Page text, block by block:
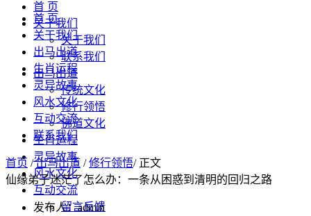
首 页
关于我们
关于我们
联系我们
出马出道
传统文化
修行领悟
佛道文化
生肖运程
灵异故事
风水文化
互动交流
留言反馈
首 页
关于我们
出马出道
生肖运程
灵异故事
风水文化
互动交流
联系我们
首页 /出马出道 /修行领悟/ 正文
仙缘弟子迷茫了怎么办：一条从困惑到清明的回归之路
发布人：admin